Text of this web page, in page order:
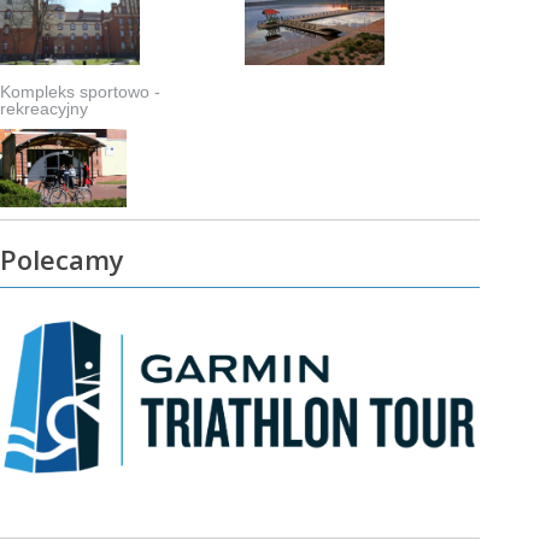
Kompleks sportowo -
rekreacyjny
Polecamy